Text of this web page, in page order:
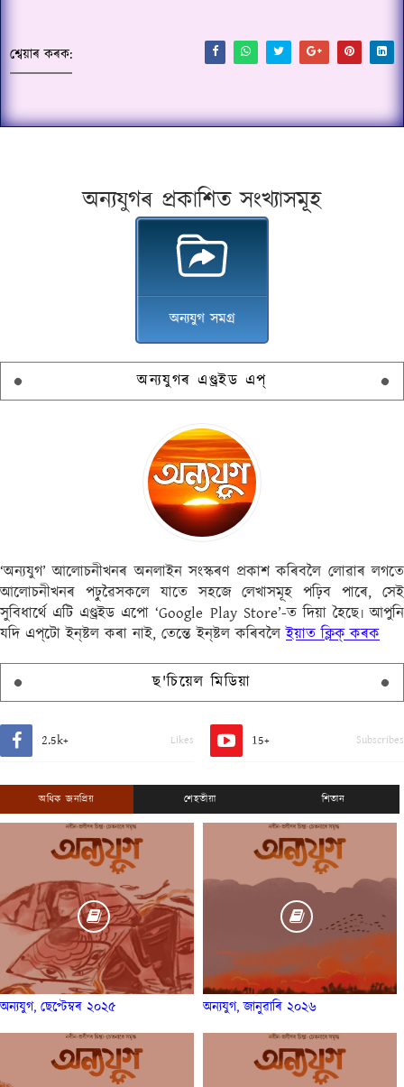
শ্বেয়াৰ কৰক:
অন্যযুগৰ প্ৰকাশিত সংখ্যাসমূহ
অন্যযুগ সমগ্ৰ
অন্যযুগৰ এণ্ড্ৰইড এপ্
‘অন্যযুগ’ আলোচনীখনৰ অনলাইন সংস্কৰণ প্ৰকাশ কৰিবলৈ লোৱাৰ লগতে
আলোচনীখনৰ পঢ়ুৱৈসকলে যাতে সহজে লেখাসমূহ পঢ়িব পাৰে, সেই
সুবিধাৰ্থে এটি এণ্ড্ৰইড এপো ‘Google Play Store’-ত দিয়া হৈছে৷ আপুনি
যদি এপ্‌টো ইন্‌ষ্টল কৰা নাই, তেন্তে ইন্‌ষ্টল কৰিবলৈইয়াত ক্লিক্ কৰক
ছ'চিয়েল মিডিয়া
2.5k+ Likes 15+ Subscribes
অধিক জনপ্ৰিয় শেহতীয়া শিতান
অন্যযুগ, ছেপ্টেম্বৰ ২০২৫ অন্যযুগ, জানুৱাৰি ২০২৬